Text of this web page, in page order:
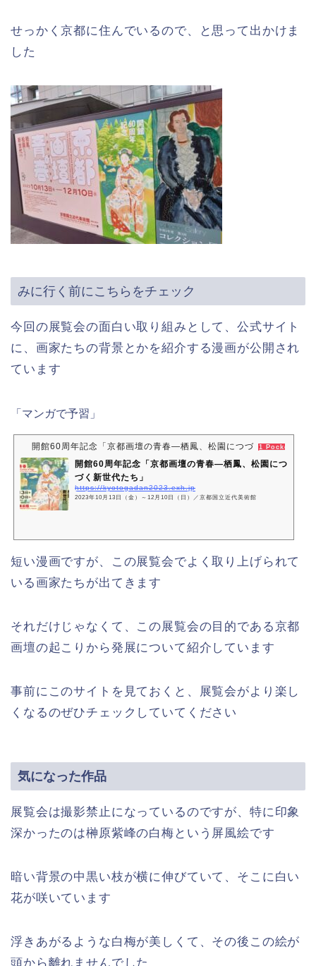
せっかく京都に住んでいるので、と思って出かけま
した
みに行く前にこちらをチェック
今回の展覧会の面白い取り組みとして、公式サイト
に、画家たちの背景とかを紹介する漫画が公開され
ています
「マンガで予習」
開館60周年記念「京都画壇の青春―栖鳳、松園につづく新世代たち
1 Pocket
開館60周年記念「京都画壇の青春―栖鳳、松園につ
づく新世代たち」
https://kyotogadan2023.exh.jp
2023年10月13日（金）～12月10日（日）／京都国立近代美術館
短い漫画ですが、この展覧会でよく取り上げられて
いる画家たちが出てきます
それだけじゃなくて、この展覧会の目的である京都
画壇の起こりから発展について紹介しています
事前にこのサイトを見ておくと、展覧会がより楽し
くなるのぜひチェックしていてください
気になった作品
展覧会は撮影禁止になっているのですが、特に印象
深かったのは榊原紫峰の白梅という屏風絵です
暗い背景の中黒い枝が横に伸びていて、そこに白い
花が咲いています
浮きあがるような白梅が美しくて、その後この絵が
頭から離れませんでした